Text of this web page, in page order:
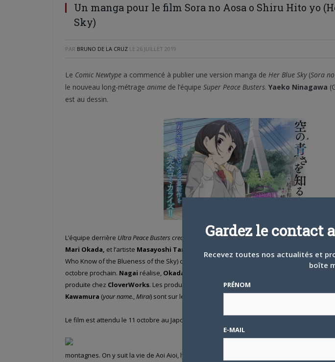
Un manga pour le film Sora no Aosa o Shiru Hito yo
Sky)
PAR BRUNO DE LA CRUZ LE 26 JUILLET 2019
Le Comic Newtype a commencé à publier une version manga de Her Blue Sky(Sora
le nouveau long-métrage anime de l’équipe Super Peace Busters. Yaeko Ninagawa
est au dessin.
L’équipe derrière Ultra Peace Busters creative team— le réalisateurTatsuyuki Nagai, la
Mari Okada, et l’artiste Masayoshi Tanaka
Who Know of the Blueness of the Sky) ce mardi. Le métrage sera projeté dans toutes les
octobre prochain. Nagai réalise, Okada
produite chez CloverWorks. Les producteurs Hiroyuki Shimizu
Kawamura (your name.,Mirai) sont sur le projet.
Le film est attendu le 11 octobre au Japon.
montagnes. On y suit la vie de Aoi Aioi, lycéenne de deuxième année aspirante
Gardez le contact
Recevez toutes nos actualités et
boîte
PRÉNOM
E-MAIL